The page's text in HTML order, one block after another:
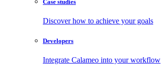
Case studies
Discover how to achieve your goals
Developers
Integrate Calameo into your workflow